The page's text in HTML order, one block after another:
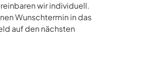
wir individuell.
Wunschtermin in das
auf den nächsten